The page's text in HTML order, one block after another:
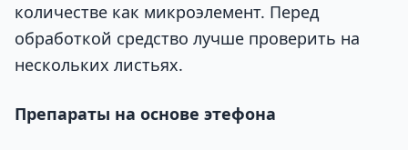
количестве как микроэлемент. Перед
обработкой средство лучше проверить на
нескольких листьях.
Препараты на основе этефона